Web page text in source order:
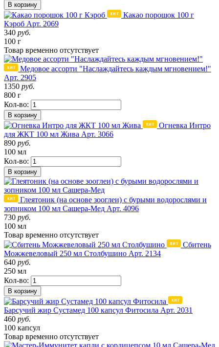
В корзину
Какао порошок 100 г
Кэроб Арт. 2069
340 руб.
100 г
Товар временно отсутствует
Медовое ассорти "Наслаждайтесь каждым мгновением!"
Арт. 2905
1350 руб.
800 г
Кол-во:
В корзину
Огневка Интро
для ЖКТ 100 мл Жива Арт. 3066
890 руб.
100 мл
Кол-во:
В корзину
Глеятоник (на основе зооглеи) с бурыми водорослями и
зопником 100 мл Сашера-Мед Арт. 4096
730 руб.
100 мл
Товар временно отсутствует
Сбитень
Можжевеловый 250 мл Столбушино Арт. 2134
640 руб.
250 мл
Кол-во:
В корзину
Барсучий жир Сустамед 100 капсул Фитосила Арт. 2031
460 руб.
100 капсул
Товар временно отсутствует